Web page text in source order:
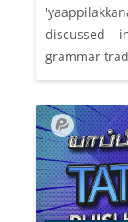
discussed
grammar